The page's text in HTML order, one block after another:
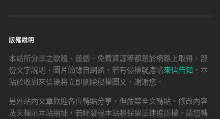
版權說明
本站所分享之軟體、遊戲、免費資源等都是於網路上取得，部
份文字說明、圖片節錄自網路，若有侵權疑慮請來信告知 ，本
站於收到來信後將立即刪除侵權圖文，謝謝您。
另外站內文章歡迎各位轉貼分享，但嚴禁全文轉貼、修改內容
及未標示本站網址，若經發現本站將保留法律追訴權，請您轉